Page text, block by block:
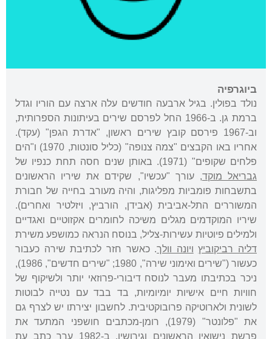
ביוגרפיה
נולד בפולין. בגיל ארבעה חודשים עלה ארצה עם הוריו וגדל
ברמת גן. ב-1966 החל לפרסם שירים בעיתונות הספרותית,
וב-1967 פירסם קובץ שירים ראשון, "אדרת הגפן" (עקד).
אחריו באו הקבצים "צמה צנופה" (כליל סונטות, 1970) ו"הים
פלחים שקופים" (1971). באותן שנים חסה תחת כנפיו של
גבריאל מוקד, עורך "עכשיו", שקידם את שיריו הראשונים
בתשבחות פומביות מפליגות, והיה מעורב בחייה של חבורת
המשוררים התל-אביבית (אבידן, הורביץ, ויזלטיר ואחרים).
שיריו המוקדמים מגלים משיכה לחומרים אקזוטיים ואגדיים
ולמילים פיוטיות עשירות-צליל, בנוסח הנראה כמושפע משירת
דליה רביקוביץ ויונה וולך. כאשר חזר לכתיבת שירה כעבור
כעשור ("שירים ואימוני שירה", 1980; "שירים חדשים", 1986),
ניכר בכתיבתו מעבר לנוסח דיבורי-פרוזאי יותר ולשיקוף של
חוויות חיים אישיות יומיומיות, בד בבד עם נטייה לבוטות
לשונית ולארוטיקה פרובוקטיבית. לחשבון יצירתו יש לצרף גם
את "פלונטר" (1979), רומן-מכתבים חושפני המתעד את
פרשת נישואיו הראשונים וגירושיו. ב-1982 ערך כתב עת